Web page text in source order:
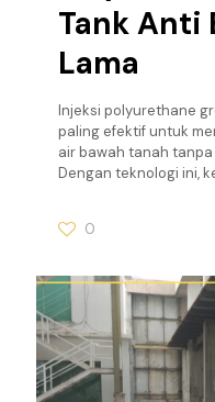
Tank Anti
Lama
Injeksi polyurethane
paling efektif untuk
air bawah tanah
Dengan teknologi ini,
0